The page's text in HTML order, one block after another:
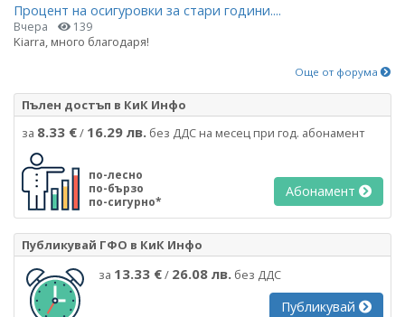
Процент на осигуровки за стари години....
Вчера 139
Kiarra, много благодаря!
Още от форума
Пълен достъп в КиК Инфо
за 8.33 €/ 16.29 лв. без ДДС на месец при год. абонамент
по-лесно
по-бързо
по-сигурно*
Абонамент
Публикувай ГФО в КиК Инфо
за 13.33 €/ 26.08 лв. без ДДС
Публикувай